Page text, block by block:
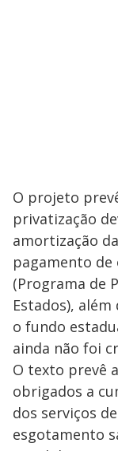
O projeto
privatização
amortização
pagamento
(Programa de
Estados),
o fundo
ainda não foi
O texto prevê
obrigados a
dos serviços
esgotamento